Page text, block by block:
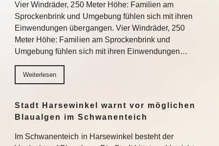
Vier Windräder, 250 Meter Höhe: Familien am
Sprockenbrink und Umgebung fühlen sich mit ihren
Einwendungen übergangen. Vier Windräder, 250
Meter Höhe: Familien am Sprockenbrink und
Umgebung fühlen sich mit ihren Einwendungen…
Weiterlesen
Stadt Harsewinkel warnt vor möglichen
Blaualgen im Schwanenteich
Im Schwanenteich in Harsewinkel besteht der